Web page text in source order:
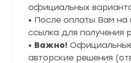
официальных
• После оплаты Вам на
ссылка для получения
• Важно!
авторские решения